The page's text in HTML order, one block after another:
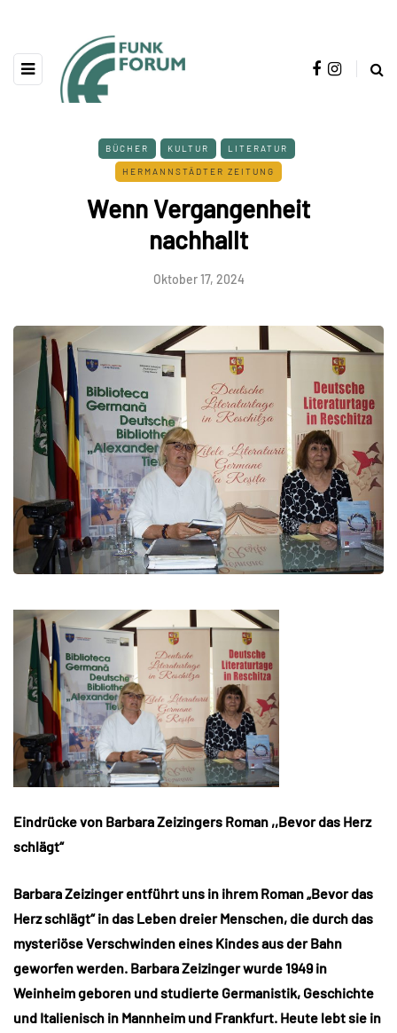
BÜCHER KULTUR LITERATUR
HERMANNSTÄDTER ZEITUNG
Wenn Vergangenheit
nachhallt
Oktober 17, 2024
Eindrücke von Barbara Zeizingers Roman ,,Bevor das Herz
schlägt“
Barbara Zeizinger entführt uns in ihrem Roman „Bevor das
Herz schlägt“ in das Leben dreier Menschen, die durch das
mysteriöse Verschwinden eines Kindes aus der Bahn
geworfen werden. Barbara Zeizinger wurde 1949 in
Weinheim geboren und studierte Germanistik, Geschichte
und Italienisch in Mannheim und Frankfurt. Heute lebt sie in